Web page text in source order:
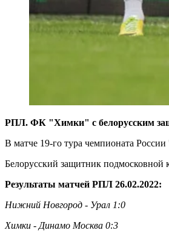
РПЛ. ФК "Химки" с белорусским
В матче 19-го тура чемпионата
Белорусский защитник подмосковной
Результаты матчей РПЛ 26.02.2022:
Нижний Новгород - Урал 1:0
Химки - Динамо Москва 0:3